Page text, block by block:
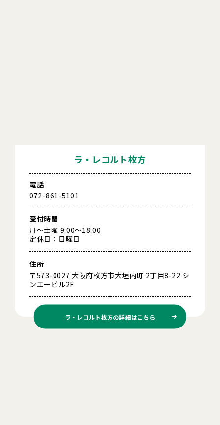
ラ・レコルト枚方
電話
072-861-5101
受付時間
月～土曜 9:00～18:00
定休日：日曜日
住所
〒573-0027 大阪府枚方市大垣内町 2丁目8-22 シ
ンエービル2F
ラ・レコルト枚方の詳細はこちら